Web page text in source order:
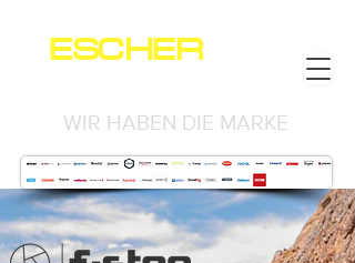
ESCHER
WIR HABEN DIE MARKE